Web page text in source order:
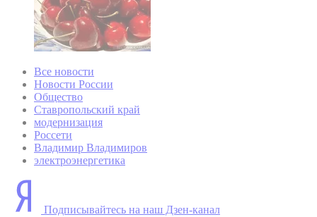
Все новости
Новости России
Общество
Ставропольский край
модернизация
Россети
Владимир Владимиров
электроэнергетика
Подписывайтесь на наш Дзен-канал